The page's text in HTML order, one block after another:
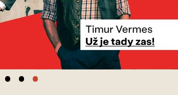
•••